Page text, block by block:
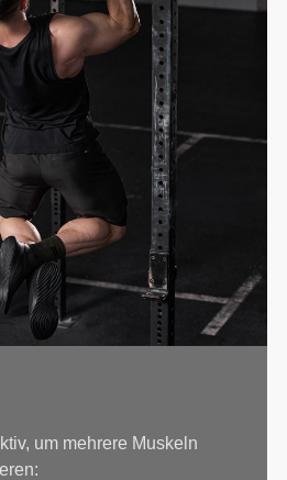
um mehrere Muskeln